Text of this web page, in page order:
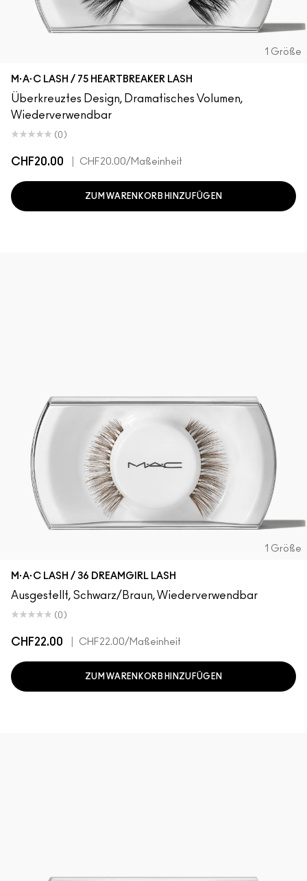
1 Größe
M·A·C LASH / 75 HEARTBREAKER LASH
Überkreuztes Design, Dramatisches Volumen,
Wiederverwendbar
(0)
CHF20.00 CHF20.00/Maßeinheit
ZUM WARENKORB HINZUFÜGEN
1 Größe
M·A·C LASH / 36 DREAMGIRL LASH
Ausgestellt, Schwarz/Braun, Wiederverwendbar
(0)
CHF22.00 CHF22.00/Maßeinheit
ZUM WARENKORB HINZUFÜGEN